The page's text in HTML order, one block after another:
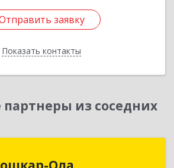
заявку
Показать контакты
заявку
Назад
из соседних